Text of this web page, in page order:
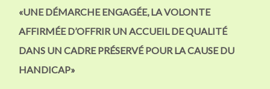
«UNE DÉMARCHE ENGAGÉE, LA VOLONTE
AFFIRMÉE D’OFFRIR UN ACCUEIL DE QUALITÉ
DANS UN CADRE PRÉSERVÉ POUR LA CAUSE DU
HANDICAP»